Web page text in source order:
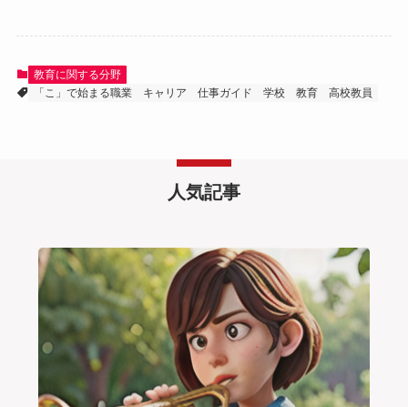
教育に関する分野
「こ」で始まる職業
キャリア 仕事ガイド 学校 教育 高校教員
人気記事